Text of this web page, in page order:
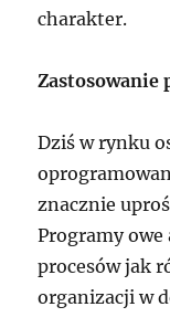
charakter.
Zastosowanie
Dziś w rynku
znacznie
Programy
procesów jak
organizacji w